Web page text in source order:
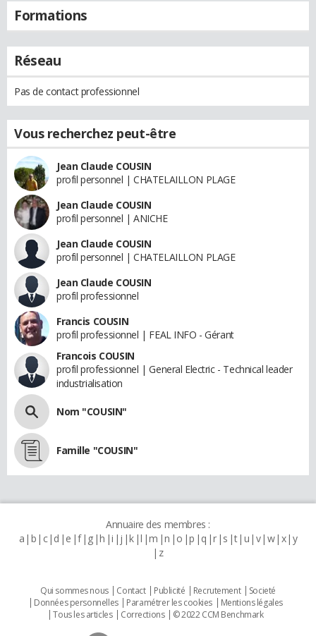
Formations
Réseau
Pas de contact professionnel
Vous recherchez peut-être
Jean Claude COUSIN
profil personnel | CHATELAILLON PLAGE
Jean Claude COUSIN
profil personnel | ANICHE
Jean Claude COUSIN
profil personnel | CHATELAILLON PLAGE
Jean Claude COUSIN
profil professionnel
Francis COUSIN
profil professionnel | FEAL INFO - Gérant
Francois COUSIN
profil professionnel | General Electric - Technical leader
industrialisation
Nom "COUSIN"
Famille "COUSIN"
Annuaire des membres :
a b c d e f g h i j k l m n o p q r s t u v w x y
z
Qui sommes nous Contact Publicité Recrutement
Societé
Données personnelles
Paramétrer les cookies
Mentions légales
Tous les articles
Corrections © 2022 CCM Benchmark